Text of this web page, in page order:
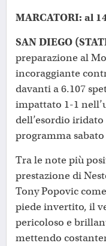
MARCATORI: al
SAN DIEGO
preparazione al
incoraggiante
davanti a 6.107
impattato 1-1
dell’esordio
programma
Tra le note più
prestazione di
Tony Popovic
piede invertito, il
pericoloso e
mettendo